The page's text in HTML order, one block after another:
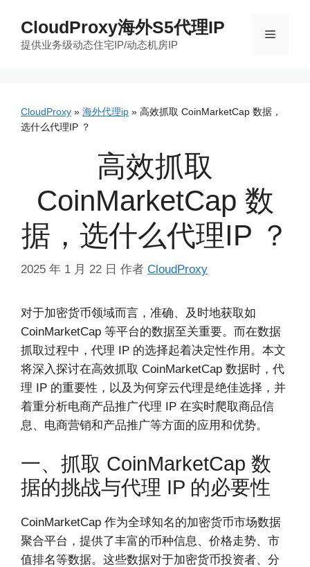
CloudProxy海外S5代理IP
提供业务级动态住宅IP/动态机房IP
菜
CloudProxy » 海外代理ip » 高效抓取 CoinMarketCap 数据，
选什么代理IP ？
高效抓取
CoinMarketCap 数
据，选什么代理IP ？
2025 年 1 月 22 日 作者 CloudProxy
对于加密货币领域而言，准确、及时地获取如
CoinMarketCap 等平台的数据至关重要。而在数据
抓取过程中，代理 IP 的选择起着决定性作用。本文
将深入探讨在高效抓取 CoinMarketCap 数据时，代
理 IP 的重要性，以及为何穿云代理是绝佳选择，并
着重分析电商产品推广代理 IP 在实时爬取商品信
息、电商营销和产品推广等方面的应用和优势。
一、抓取 CoinMarketCap 数
据的挑战与代理 IP 的必要性
CoinMarketCap 作为全球知名的加密货币市场数据
聚合平台，提供了丰富的币种信息、价格走势、市
值排名等数据。这些数据对于加密货币投资者、分